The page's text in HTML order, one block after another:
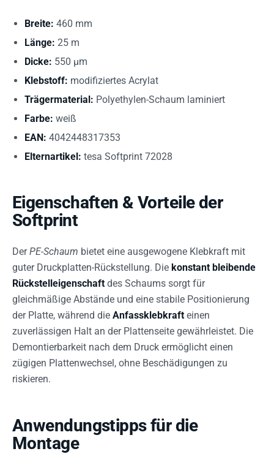
Breite: 460 mm
Länge: 25 m
Dicke: 550 µm
Klebstoff: modifiziertes Acrylat
Trägermaterial: Polyethylen-Schaum laminiert
Farbe: weiß
EAN: 4042448317353
Elternartikel: tesa Softprint 72028
Eigenschaften & Vorteile der
Softprint
DerPE-Schaum bietet eine ausgewogene Klebkraft mit
guter Druckplatten-Rückstellung. Die konstant bleibende
Rückstelleigenschaft des Schaums sorgt für
gleichmäßige Abstände und eine stabile Positionierung
der Platte, während die Anfassklebkraft einen
zuverlässigen Halt an der Plattenseite gewährleistet. Die
Demontierbarkeit nach dem Druck ermöglicht einen
zügigen Plattenwechsel, ohne Beschädigungen zu
riskieren.
Anwendungstipps für die
Montage